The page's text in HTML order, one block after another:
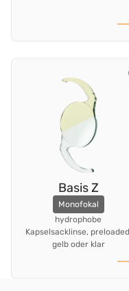
Basis Z
Monofokal
hydrophobe
Kapselsacklinse,
gelb oder klar